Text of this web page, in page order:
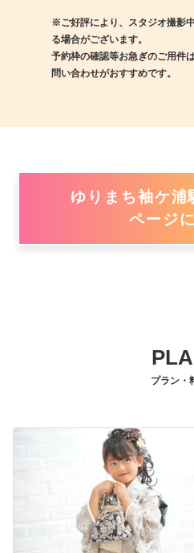
※ご好評により、スタジオ撮影
る場合がございます。
予約枠の確認等お急ぎのご用件
問い合わせがおすすめです。
ゆりまち袖ケ浦
ページ
プラン・